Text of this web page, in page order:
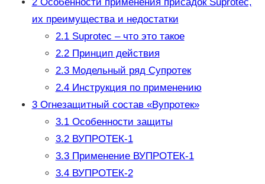
их преимущества и недостатки
2.1Suprotec – что это такое
2.2Принцип действия
2.3Модельный ряд Супротек
2.4Инструкция по применению
3Огнезащитный состав «Вупротек»
3.1Особенности защиты
3.2ВУПРОТЕК-1
3.3Применение ВУПРОТЕК-1
3.4ВУПРОТЕК-2